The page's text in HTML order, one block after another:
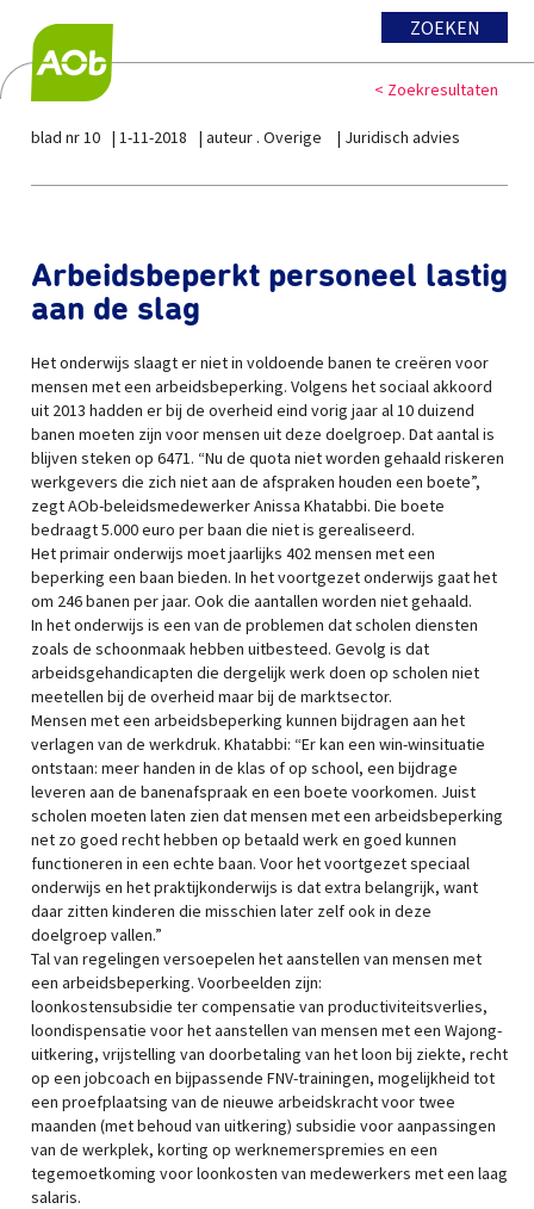
ZOEKEN
< Zoekresultaten
blad nr 10 1-11-2018 auteur . Overige Juridisch advies
Arbeidsbeperkt personeel lastig
aan de slag
Het onderwijs slaagt er niet in voldoende banen te creëren voor
mensen met een arbeidsbeperking. Volgens het sociaal akkoord
uit 2013 hadden er bij de overheid eind vorig jaar al 10 duizend
banen moeten zijn voor mensen uit deze doelgroep. Dat aantal is
blijven steken op 6471. “Nu de quota niet worden gehaald riskeren
werkgevers die zich niet aan de afspraken houden een boete”,
zegt AOb-beleidsmedewerker Anissa Khatabbi. Die boete
bedraagt 5.000 euro per baan die niet is gerealiseerd.
Het primair onderwijs moet jaarlijks 402 mensen met een
beperking een baan bieden. In het voortgezet onderwijs gaat het
om 246 banen per jaar. Ook die aantallen worden niet gehaald.
In het onderwijs is een van de problemen dat scholen diensten
zoals de schoonmaak hebben uitbesteed. Gevolg is dat
arbeidsgehandicapten die dergelijk werk doen op scholen niet
meetellen bij de overheid maar bij de marktsector.
Mensen met een arbeidsbeperking kunnen bijdragen aan het
verlagen van de werkdruk. Khatabbi: “Er kan een win-winsituatie
ontstaan: meer handen in de klas of op school, een bijdrage
leveren aan de banenafspraak en een boete voorkomen. Juist
scholen moeten laten zien dat mensen met een arbeidsbeperking
net zo goed recht hebben op betaald werk en goed kunnen
functioneren in een echte baan. Voor het voortgezet speciaal
onderwijs en het praktijkonderwijs is dat extra belangrijk, want
daar zitten kinderen die misschien later zelf ook in deze
doelgroep vallen.”
Tal van regelingen versoepelen het aanstellen van mensen met
een arbeidsbeperking. Voorbeelden zijn:
loonkostensubsidie ter compensatie van productiviteitsverlies,
loondispensatie voor het aanstellen van mensen met een Wajong-
uitkering, vrijstelling van doorbetaling van het loon bij ziekte, recht
op een jobcoach en bijpassende FNV-trainingen, mogelijkheid tot
een proefplaatsing van de nieuwe arbeidskracht voor twee
maanden (met behoud van uitkering) subsidie voor aanpassingen
van de werkplek, korting op werknemerspremies en een
tegemoetkoming voor loonkosten van medewerkers met een laag
salaris.